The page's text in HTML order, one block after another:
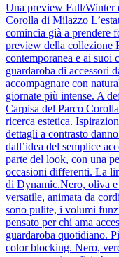
Una preview Fall/Winter
Corolla di Milazzo
comincia già a prendere
preview della collezione
contemporanea e ai
guardaroba di accessori
accompagnare con
giornate più intense. A
Carpisa del Parco
ricerca estetica.
dettagli a contrasto
dall’idea del semplice
parte del look, con una
occasioni differenti. La
di Dynamic.Nero, oliva e
versatile, animata da
sono pulite, i volumi
pensato per chi ama
guardaroba quotidiano.
color blocking. Nero,